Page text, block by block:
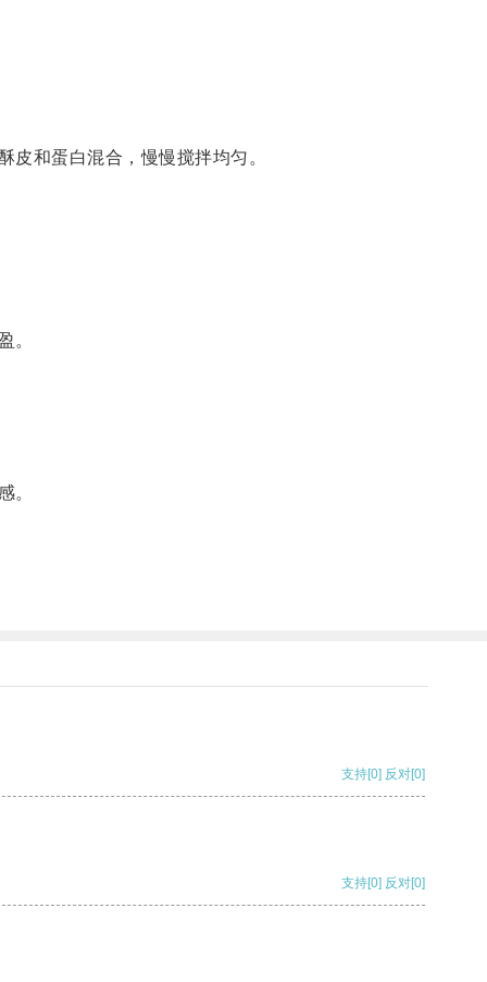
和蛋白混合，慢慢搅拌均匀。
。
。
支持[0] 反对[0]
支持[0] 反对[0]